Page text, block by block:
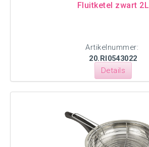
Fluitketel zwart 2L
Artikelnummer:
20.RI0543022
Details